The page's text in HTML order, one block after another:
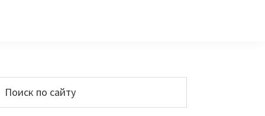
Основной